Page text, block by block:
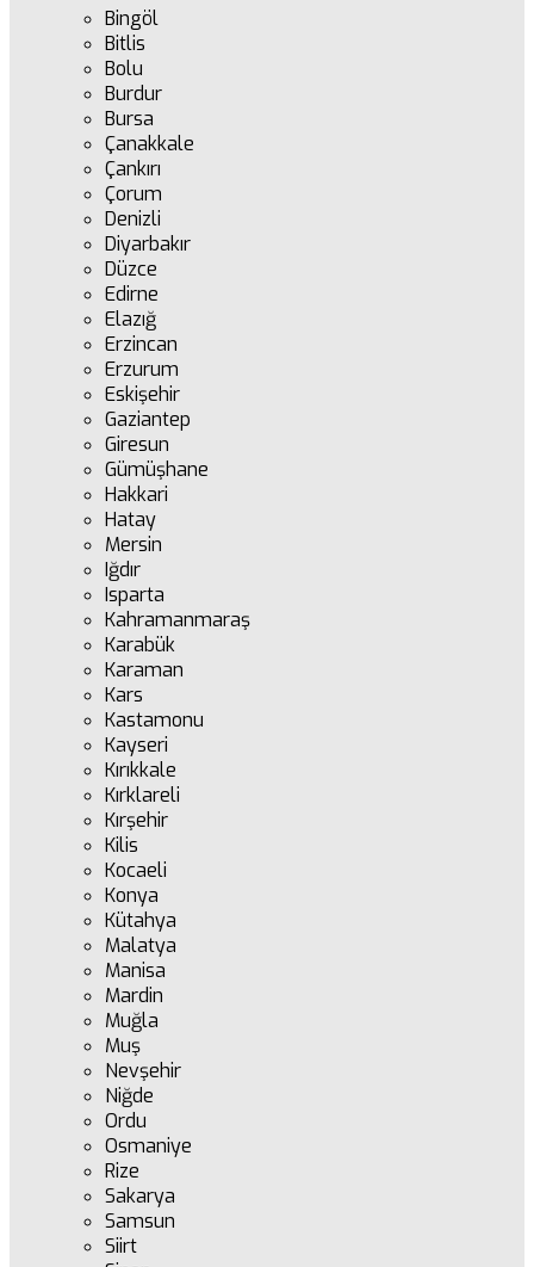
Bingöl
Bitlis
Bolu
Burdur
Bursa
Çanakkale
Çankırı
Çorum
Denizli
Diyarbakır
Düzce
Edirne
Elazığ
Erzincan
Erzurum
Eskişehir
Gaziantep
Giresun
Gümüşhane
Hakkari
Hatay
Mersin
Iğdır
Isparta
Kahramanmaraş
Karabük
Karaman
Kars
Kastamonu
Kayseri
Kırıkkale
Kırklareli
Kırşehir
Kilis
Kocaeli
Konya
Kütahya
Malatya
Manisa
Mardin
Muğla
Muş
Nevşehir
Niğde
Ordu
Osmaniye
Rize
Sakarya
Samsun
Siirt